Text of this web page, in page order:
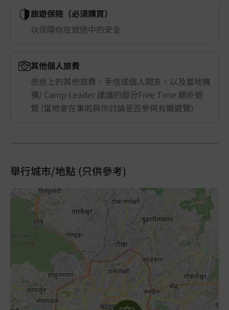
旅遊保險（必須購買）
以保障你在旅途中的安全
其他個人旅費
旅途上的其他旅費、手信或個人開支。以及當地機
構/ Camp Leader 建議的部分Free Time 額外遊
覽 (當地會在事前與你討論是否參與有關遊覽)
舉行城市/地點 (只供參考)